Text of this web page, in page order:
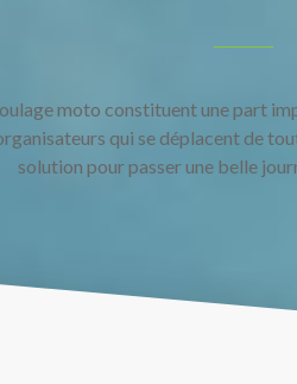
moto constituent une part
qui se déplacent de
solution pour passer une belle